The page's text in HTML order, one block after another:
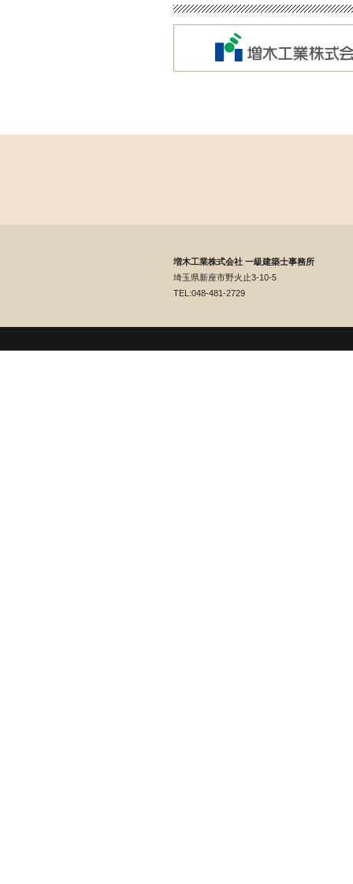
増木工業株式会社 一級建築士事務所
埼玉県新座市野火止3-10-5
TEL:048-481-2729